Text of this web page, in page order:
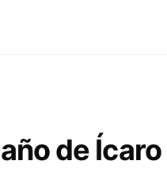
de Ícaro